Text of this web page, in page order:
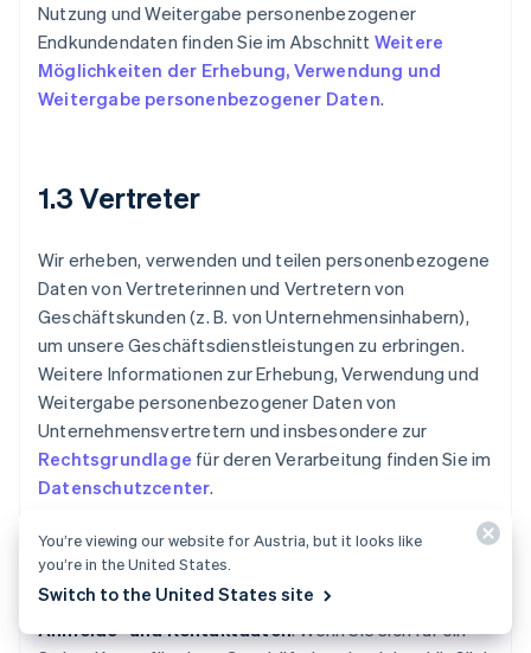
Nutzung und Weitergabe personenbezogener
Endkundendaten finden Sie im Abschnitt Weitere
Möglichkeiten der Erhebung, Verwendung und
Weitergabe personenbezogener Daten.
1.3 Vertreter
Wir erheben, verwenden und teilen personenbezogene
Daten von Vertreterinnen und Vertretern von
Geschäftskunden (z. B. von Unternehmensinhabern),
um unsere Geschäftsdienstleistungen zu erbringen.
Weitere Informationen zur Erhebung, Verwendung und
Weitergabe personenbezogener Daten von
Unternehmensvertretern und insbesondere zur
Rechtsgrundlage für deren Verarbeitung finden Sie im
Datenschutzcenter.
a. Erfassung personenbezogener
Vertreterdaten
Anmelde- und Kontaktdaten. Wenn Sie sich für ein
You’re viewing our website for Austria, but it looks like
you’re in the United States.
Switch to the United States site